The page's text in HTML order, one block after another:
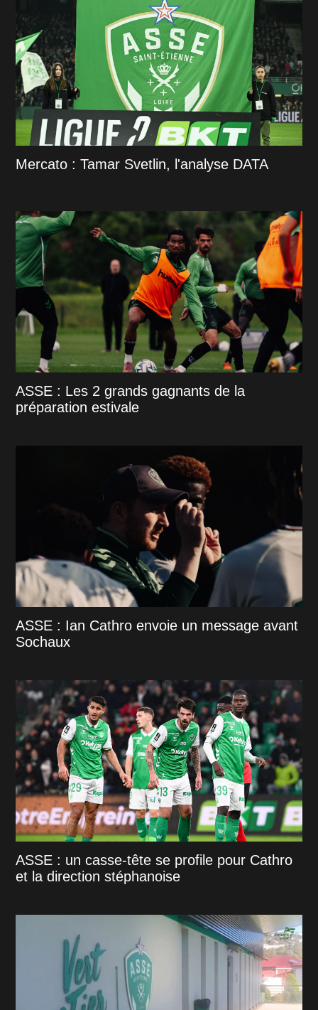
Mercato : Tamar Svetlin, l'analyse DATA
ASSE : Les 2 grands gagnants de la
préparation estivale
ASSE : Ian Cathro envoie un message avant
Sochaux
ASSE : un casse-tête se profile pour Cathro
et la direction stéphanoise